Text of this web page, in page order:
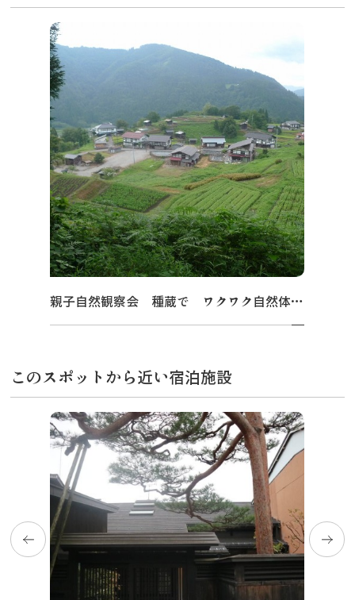
親子自然観察会 種蔵で ワクワク自然体験 ～どんな昆虫や草花に出会えるかな～
このスポットから近い宿泊施設